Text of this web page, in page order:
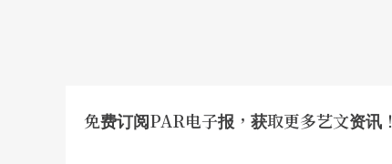
免费订阅PAR电子报，获取更多艺文资讯！